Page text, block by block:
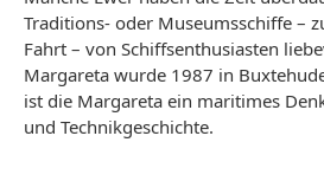
Traditions- oder Museumsschiffe –
Fahrt – von Schiffsenthusiasten
Margareta wurde 1987 in
ist die Margareta ein maritimes
und Technikgeschichte.